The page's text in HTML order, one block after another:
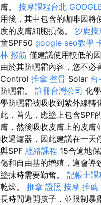
膚。 按摩課程台北
用後，其中包含的咖啡因將
度的皮膚細胞損傷。 沙鹿按
童SPF50 google seo教學
林 撥筋 僅建議使用較低的
由於其防曬霜內容，您不
Control 推拿 整骨 Solar 台
防曬霜。 註冊台灣公司 化
學防曬霜被吸收到紫外線轉
此，首先，應塗上包含SPF
膚，然後吸收皮膚上的皮膚
收過濾器，因此建議在一天
與SPF 經絡課程 15合適地
傷和自由基的增殖，這會導
塗抹時需要勤奮。 記帳士
乾燥。 推拿 證照 按摩 推薦
長時間避開孩子，並限制暴